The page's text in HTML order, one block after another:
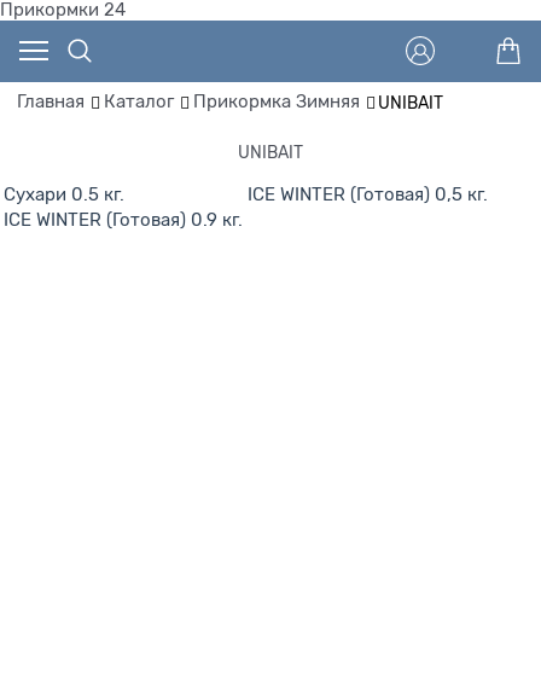
Прикормки 24
Главная Каталог Прикормка Зимняя UNIBAIT
UNIBAIT
Сухари 0.5 кг.
ICE WINTER (Готовая) 0,5 кг.
ICE WINTER (Готовая) 0.9 кг.